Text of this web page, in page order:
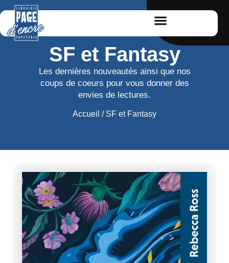
SF et Fantasy
Les dernières nouveautés ainsi que nos
coups de coeurs pour vous donner des
envies de lectures.
Accueil / SF et Fantasy